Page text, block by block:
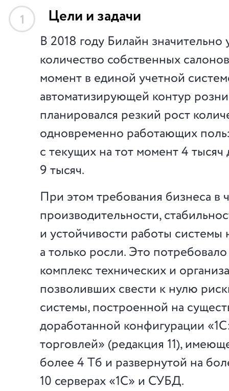
1 Цели и задачи
В 2018 году Билайн значительно
количество собственных
момент в единой учетной
автоматизирующей контур
планировался резкий рост
одновременно работающих
с текущих на тот момент 4
9 тысяч.
При этом требования бизнеса в
производительности,
и устойчивости работы системы
а только росли. Это
комплекс технических и
позволивших свести к нулю
системы, построенной на
доработанной конфигурации
торговлей» (редакция 11),
более 4 Тб и развернутой на
10 серверах «1С» и СУБД.